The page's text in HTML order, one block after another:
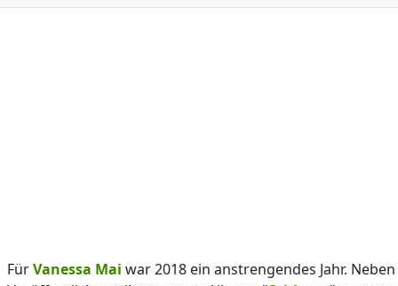
FürVanessa Mai war 2018 ein anstrengendes Jahr.